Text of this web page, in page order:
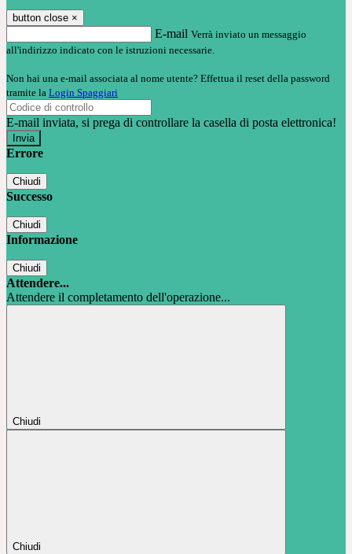
button close ×
E-mail Verrà inviato un messaggio
all'indirizzo indicato con le istruzioni necessarie.
Non hai una e-mail associata al nome utente? Effettua il reset della password
tramite la Login Spaggiari
E-mail inviata, si prega di controllare la casella di posta elettronica!
Errore
Chiudi
Successo
Chiudi
Informazione
Chiudi
Attendere...
Attendere il completamento dell'operazione...
Chiudi
Chiudi